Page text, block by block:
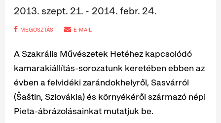
2013. szept. 21. - 2014. febr. 24.
MEGOSZTÁS E-MAIL
A Szakrális Művészetek Hetéhez kapcsolódó
kamarakiállítás-sorozatunk keretében ebben az
évben a felvidéki zarándokhelyről, Sasvárról
(Šaštin, Szlovákia) és környékéről származó népi
Pieta-ábrázolásainkat mutatjuk be.